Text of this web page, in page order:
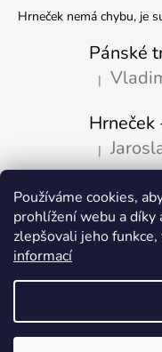
Používáme cookies,
prohlížení webu a díky
zlepšovali jeho
informací
Hrneček nemá chybu, je
Pánské
Hodnocení
|
Hodnocení
|
Přijímáme
Copyright 2026Fajn-